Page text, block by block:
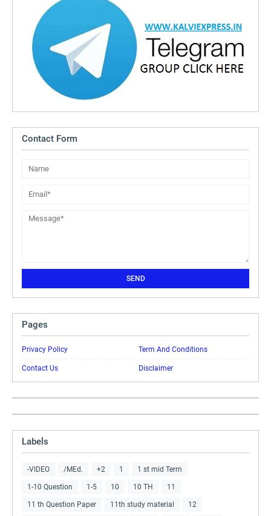
Contact Form
Pages
Privacy Policy Term And Conditions
Contact Us Disclaimer
Labels
-VIDEO /MEd. +2 1 1 st mid Term
1-10 Question 1-5 10 10 TH 11
11 th Question Paper 11th study material 12